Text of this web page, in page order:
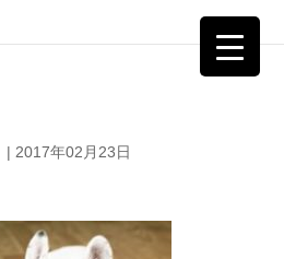
| 2017年02月23日